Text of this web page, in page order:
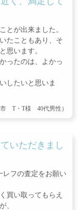
とが出来ました。
たこともあり、そ
思います。
ったのは、よかっ
したいと思いま
市 T・T様 40代男性）
いただきまし
レフの査定をお願い
買い取ってもらえ
、